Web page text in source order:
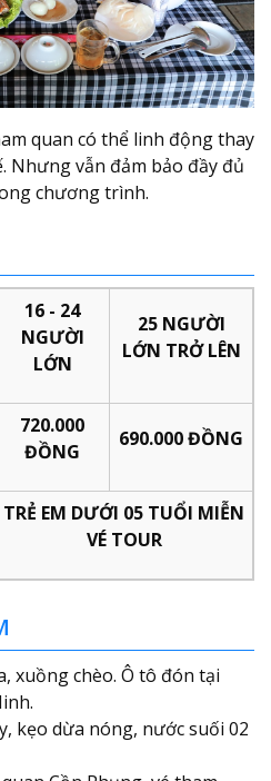
quan có thể linh động thay
Nhưng vẫn đảm bảo đầy đủ
chương trình.
16 - 24
NGƯỜI
LỚN
25 NGƯỜI
LỚN TRỞ LÊN
720.000
ĐỒNG
690.000 ĐỒNG
TRẺ EM DƯỚI 05 TUỔI MIỄN
VÉ TOUR
xuồng chèo. Ô tô đón tại
kẹo dừa nóng, nước suối 02